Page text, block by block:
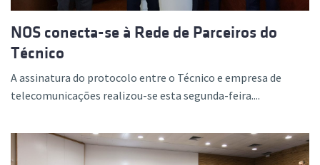
NOS conecta-se à Rede de Parceiros do
Técnico
A assinatura do protocolo entre o Técnico e empresa de
telecomunicações realizou-se esta segunda-feira....